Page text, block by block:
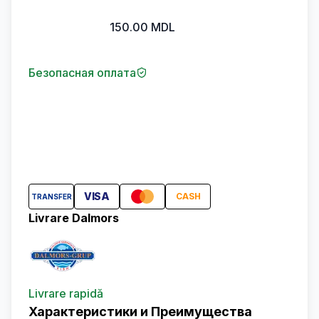
150.00 MDL
Безопасная оплата
TRANSFER VISA CASH
Livrare Dalmors
Livrare rapidă
Характеристики и Преимущества